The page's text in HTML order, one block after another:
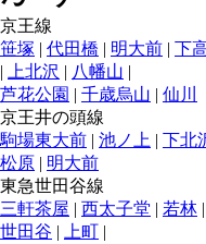
京王線
笹塚 | 代田橋 | 明大前 | 下
|
上北沢 | 八幡山 |
芦花公園 | 千歳烏山 | 仙川
京王井の頭線
駒場東大前 | 池ノ上 | 下北
松原 | 明大前
東急世田谷線
三軒茶屋 | 西太子堂 | 若林 |
世田谷 | 上町 |